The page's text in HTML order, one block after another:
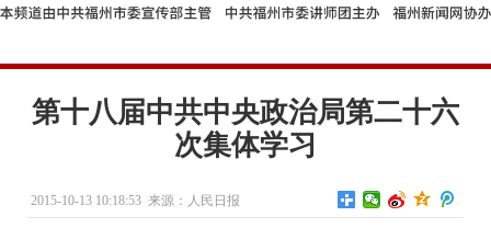
第十八届中共中央政治局第二十六
次集体学习
2015-10-13 10:18:53 来源：人民日报